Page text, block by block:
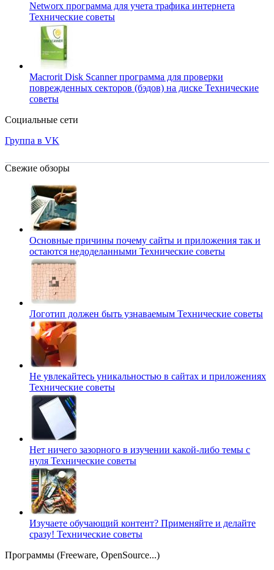
Networx программа для учета трафика интернета
Технические советы
Macrorit Disk Scanner программа для проверки
поврежденных секторов (бэдов) на диске Технические
советы
Социальные сети
Группа в VK
Свежие обзоры
Основные причины почему сайты и приложения так и
остаются недоделанными Технические советы
Логотип должен быть узнаваемым Технические советы
Не увлекайтесь уникальностью в сайтах и приложениях
Технические советы
Нет ничего зазорного в изучении какой-либо темы с
нуля Технические советы
Изучаете обучающий контент? Применяйте и делайте
сразу! Технические советы
Программы (Freeware, OpenSource...)